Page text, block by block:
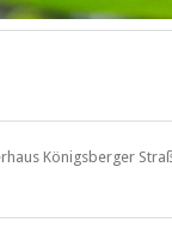
Königsberger